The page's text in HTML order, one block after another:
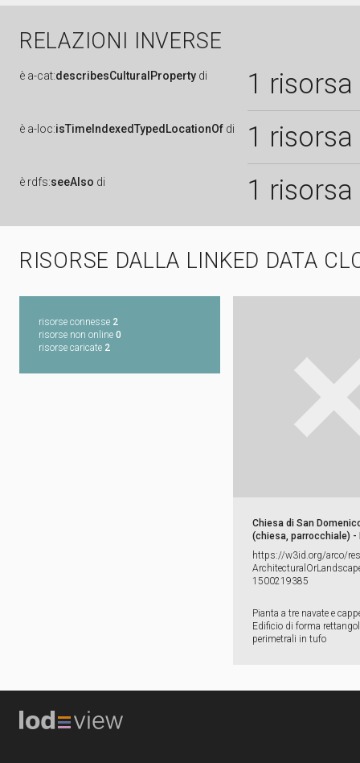
RELAZIONI INVERSE
è a-cat:describesCulturalProperty di 1 risorsa
è a-loc:isTimeIndexedTypedLocationOf di 1 risorsa
è rdfs:seeAlso di 1 risorsa
RISORSE DALLA LINKED DATA
risorse connesse 2
risorse non online 0
risorse caricate 2
Chiesa di San
(chiesa, parrocchiale) -
https:​/​/​w3id.​org/​arco/​
1500219385
Pianta a tre navate e
Edificio di forma
perimetrali in tufo